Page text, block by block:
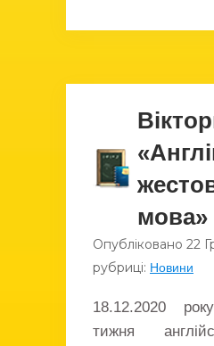
мова»
Опубліковано 22
рубриці: Новини
18.12.2020
тижня